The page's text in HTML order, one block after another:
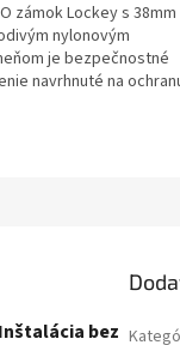
zámok Lockey s 38mm
nylonovým
je bezpečnostné
navrhnuté na
bez